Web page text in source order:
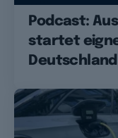
Podcast:
startet
Deutschland